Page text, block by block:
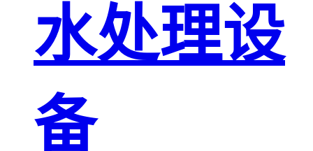
水处理设
备